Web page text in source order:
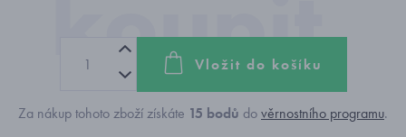
Vložit do košíku
Za nákup tohoto zboží získáte 15 bodů dověrnostního programu.